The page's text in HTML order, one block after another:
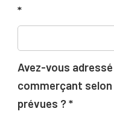
Avez-vous
commerçant
prévues ?